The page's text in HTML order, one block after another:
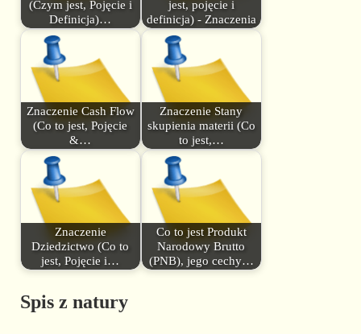
(Czym jest, Pojęcie i
Definicja)…
jest, pojęcie i
definicja) - Znaczenia
Znaczenie Cash Flow
(Co to jest, Pojęcie
&…
Znaczenie Stany
skupienia materii (Co
to jest,…
Znaczenie
Dziedzictwo (Co to
jest, Pojęcie i…
Co to jest Produkt
Narodowy Brutto
(PNB), jego cechy…
Spis z natury